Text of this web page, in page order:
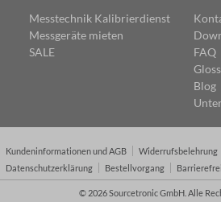
Messtechnik Kalibrierdienst
Messgeräte mieten
SALE
FAQ
Blog
Kundeninformationen und AGB Widerrufsbelehrung
Datenschutzerklärung
Bestellvorgang
© 2026 Sourcetronic GmbH. Alle